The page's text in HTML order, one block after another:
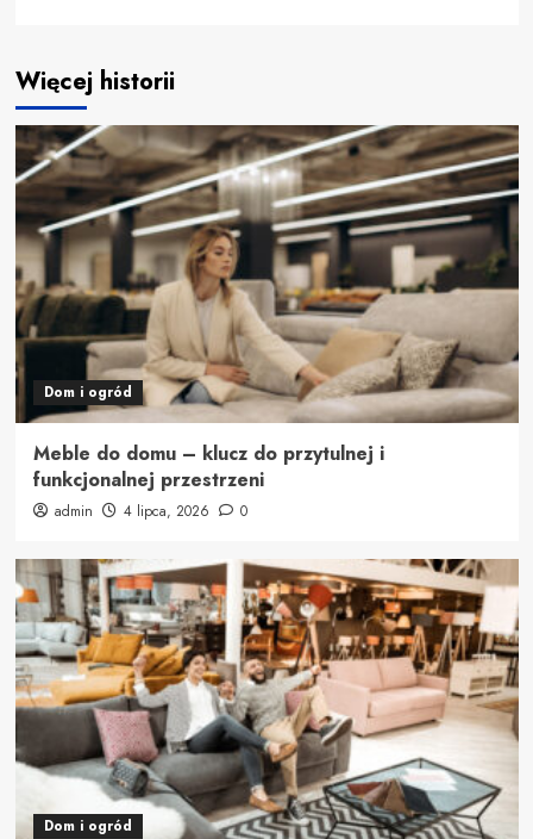
Więcej historii
Dom i ogród
Meble do domu – klucz do przytulnej i
funkcjonalnej przestrzeni
admin 4 lipca, 2026 0
Dom i ogród